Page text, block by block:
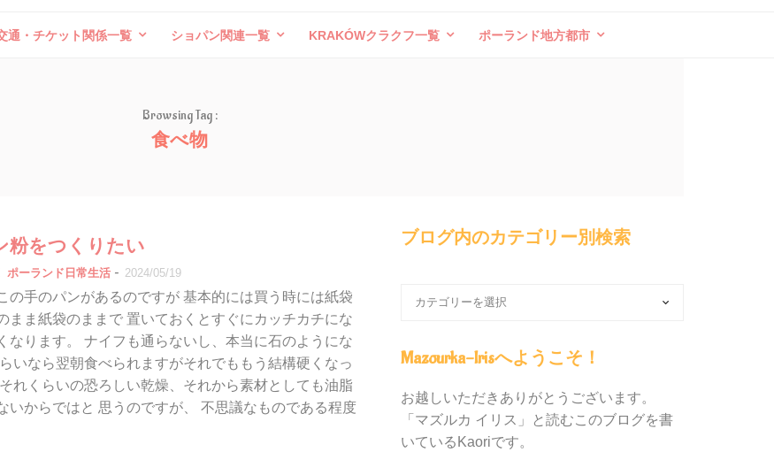
通・チケット関係一覧 ショパン関連一覧 KRAKÓWクラクフ一覧 ポーランド地方都市
Browsing Tag :
食べ物
粉をつくりたい
ポーランド日常生活 - 2024/05/19
の手のパンがあるのですが 基本的には買う時には紙袋
まま紙袋のままで 置いておくとすぐにカッチカチにな
なります。 ナイフも通らないし、本当に石のようにな
いなら翌朝食べられますがそれでももう結構硬くなっ
れくらいの恐ろしい乾燥、それから素材としても油脂
いからではと 思うのですが、 不思議なものである程度
ブログ内のカテゴリー別検索
内
の
テ
ゴ
リ
Mazourka-Irisへようこそ！
お越しいただきありがとうございます。
「マズルカ イリス」と読むこのブログを書
いているKaoriです。